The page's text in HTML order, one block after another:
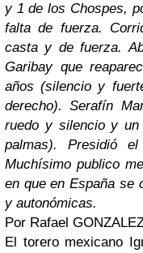
y 1 de los Chospes,
falta de fuerza.
casta y de fuerza.
Garibay que
años (silencio y
derecho). Serafín
ruedo y silencio y
palmas). Presidió
Muchísimo publico
en que en España se
y autonómicas.
Por Rafael
El torero mexicano